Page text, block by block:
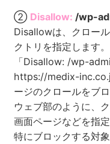
② Disallow: /wp-
Disallowは、クロー
クトリを指定します。
「Disallow: /wp-
https://medix-
ージのクロールをブロ
ウェブ部のように、
画面ページなどを指
特にブロックする対